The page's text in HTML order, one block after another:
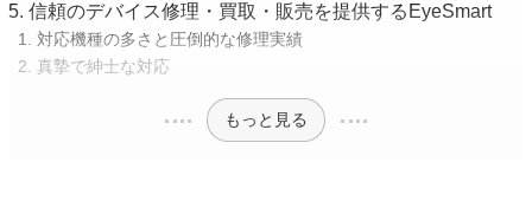
信頼のデバイス修理・買取・販売を提供するEyeSmart
対応機種の多さと圧倒的な修理実績
真摯で紳士な対応
もっと見る